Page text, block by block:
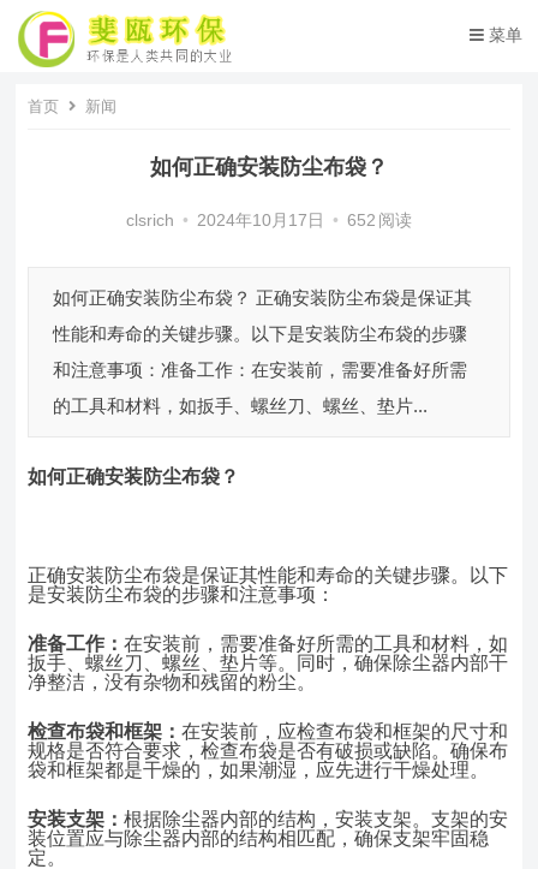
菜单
首页 新闻
如何正确安装防尘布袋？
clsrich • 2024年10月17日 • 652 阅读
如何正确安装防尘布袋？ 正确安装防尘布袋是保证其
性能和寿命的关键步骤。以下是安装防尘布袋的步骤
和注意事项：准备工作：在安装前，需要准备好所需
的工具和材料，如扳手、螺丝刀、螺丝、垫片...
如何正确安装防尘布袋？
正确安装防尘布袋是保证其性能和寿命的关键步骤。以下
是安装防尘布袋的步骤和注意事项：
准备工作：在安装前，需要准备好所需的工具和材料，如
扳手、螺丝刀、螺丝、垫片等。同时，确保除尘器内部干
净整洁，没有杂物和残留的粉尘。
检查布袋和框架：在安装前，应检查布袋和框架的尺寸和
规格是否符合要求，检查布袋是否有破损或缺陷。确保布
袋和框架都是干燥的，如果潮湿，应先进行干燥处理。
安装支架：根据除尘器内部的结构，安装支架。支架的安
装位置应与除尘器内部的结构相匹配，确保支架牢固稳
定。